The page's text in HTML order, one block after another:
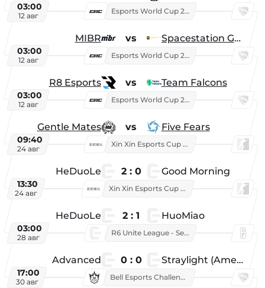
03:00
12 авг
Esports World Cup 2026
MIBR vs Spacestation Gaming
03:00
12 авг
Esports World Cup 2026
R8 Esports vs Team Falcons
03:00
12 авг
Esports World Cup 2026
Gentle Mates vs Five Fears
09:40
24 авг
Xin Xin Esports Cup 2025
HeDuoLe 2 : 0 Good Morning
13:30
24 авг
Xin Xin Esports Cup 2026
HeDuoLe 2 : 1 HuoMiao
03:00
28 авг
R6 Unite League - Season 1
Advanced 0 : 0 Straylight (American team)
17:00
30 авг
Bell Esports Challenge 2026